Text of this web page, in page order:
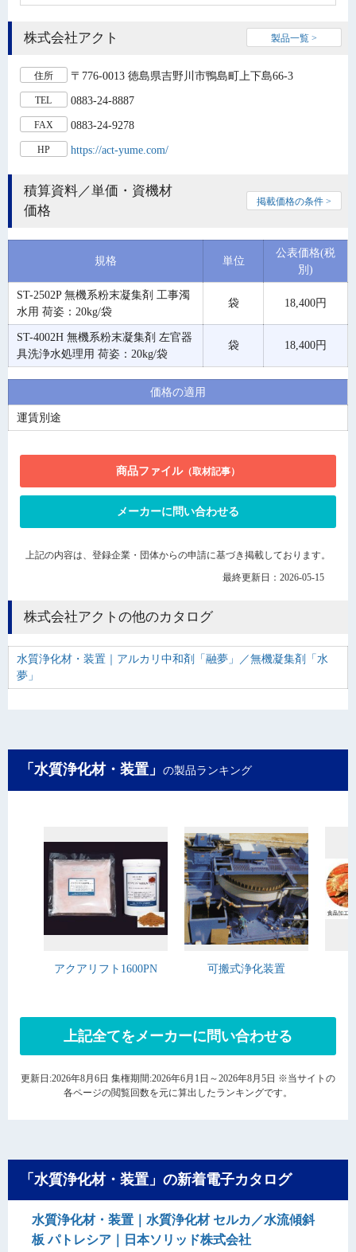
株式会社アクト 製品一覧 >
住所 〒776-0013 徳島県吉野川市鴨島町上下島66-3
TEL 0883-24-8887
FAX 0883-24-9278
HP https://act-yume.com/
積算資料／単価・資機材
価格
掲載価格の条件 >
規格 単位
公表価格(税
別)
ST-2502P 無機系粉末凝集剤 工事濁
水用 荷姿：20kg/袋
袋 18,400円
ST-4002H 無機系粉末凝集剤 左官器
具洗浄水処理用 荷姿：20kg/袋
袋 18,400円
価格の適用
運賃別途
商品ファイル（取材記事）
メーカーに問い合わせる
上記の内容は、登録企業・団体からの申請に基づき掲載しております。
最終更新日：2026-05-15
株式会社アクトの他のカタログ
水質浄化材・装置｜アルカリ中和剤「融夢」／無機凝集剤「水
夢」
「水質浄化材・装置」 の製品ランキング
アクアリフト1600PN 可搬式浄化装置
上記全てをメーカーに問い合わせる
更新日:2026年8月6日 集権期間:2026年6月1日～2026年8月5日 ※当サイトの
各ページの閲覧回数を元に算出したランキングです。
「水質浄化材・装置」の新着電子カタログ
水質浄化材・装置｜水質浄化材 セルカ／水流傾斜
板 パトレシア｜日本ソリッド株式会社